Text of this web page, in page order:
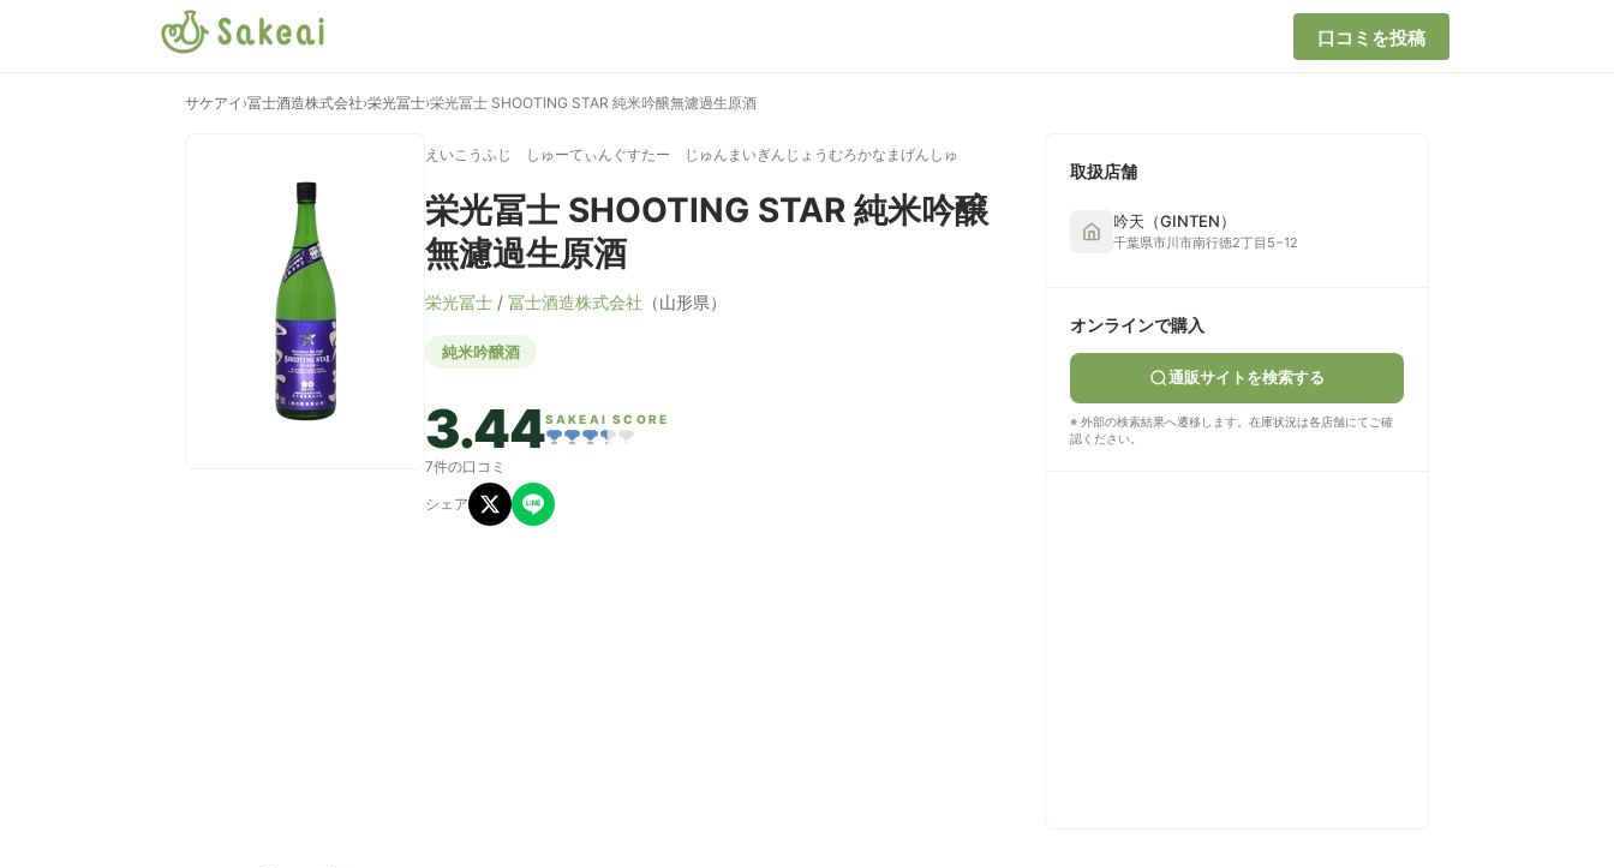
口コミを投稿
サケアイ ›冨士酒造株式会社›栄光冨士›栄光冨士 SHOOTING STAR 純米吟醸無濾過生原酒
えいこうふじ しゅーてぃんぐすたー じゅんまいぎんじょうむろかなまげんしゅ
栄光冨士 SHOOTING STAR 純米吟醸
無濾過生原酒
栄光冨士 / 冨士酒造株式会社 （山形県）
純米吟醸酒
3.44SAKEAI SCORE
7件の口コミ
シェア
取扱店舗
吟天（GINTEN）
千葉県市川市南行徳2丁目5−12
オンラインで購入
通販サイトを検索する
※ 外部の検索結果へ遷移します。在庫状況は各店舗にてご確
認ください。